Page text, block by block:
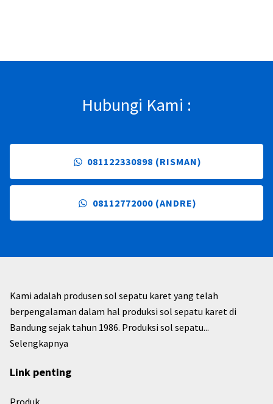
Hubungi Kami :
081122330898 (RISMAN)
08112772000 (ANDRE)
Kami adalah produsen sol sepatu karet yang telah
berpengalaman dalam hal produksi sol sepatu karet di
Bandung sejak tahun 1986. Produksi sol sepatu...
Selengkapnya
Link penting
Produk